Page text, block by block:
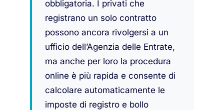
obbligatoria. I privati che
registrano un solo contratto
possono ancora rivolgersi a un
ufficio dell’Agenzia delle Entrate,
ma anche per loro la procedura
online è più rapida e consente di
calcolare automaticamente le
imposte di registro e bollo